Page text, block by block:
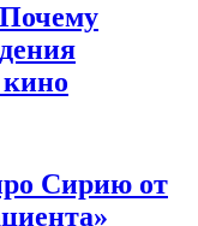
Сирию от